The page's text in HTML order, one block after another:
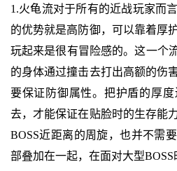
1.火龟流对于所有的近战玩家而
的优势就是高防御，可以靠着厚
玩起来是很有冒险感的。这一个
的身体通过撞击去打出高额的伤
要保证防御属性。把护盾的厚
去，才能保证在贴脸时的生存能
BOSS近距离的周旋，也并不需
部叠加在一起，在面对大型BOSS